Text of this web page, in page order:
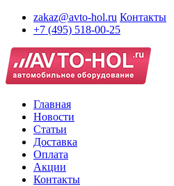
zakaz@avto-hol.ru Контакты
+7 (495) 518-00-25
Главная
Новости
Статьи
Доставка
Оплата
Акции
Контакты